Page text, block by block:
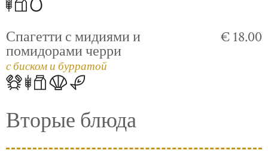
Спагетти с мидиями и
помидорами черри
с биском и бурратой
€ 18.00
Вторые блюда